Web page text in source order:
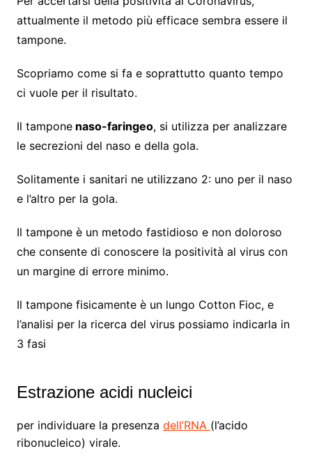
attualmente il metodo più efficace sembra essere il
tampone.
Scopriamo come si fa e soprattutto quanto tempo
ci vuole per il risultato.
Il tamponenaso-faringeo, si utilizza per analizzare
le secrezioni del naso e della gola.
Solitamente i sanitari ne utilizzano 2: uno per il naso
e l’altro per la gola.
Il tampone è un metodo fastidioso e non doloroso
che consente di conoscere la positività al virus con
un margine di errore minimo.
Il tampone fisicamente è un lungo Cotton Fioc, e
l’analisi per la ricerca del virus possiamo indicarla in
3 fasi
Estrazione acidi nucleici
per individuare la presenza dell’RNA (l’acido
ribonucleico) virale.